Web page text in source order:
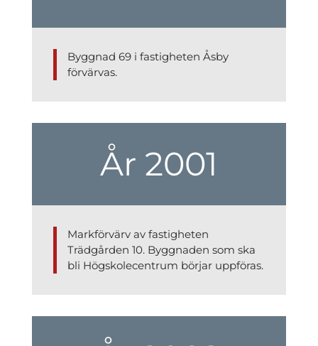
Byggnad 69 i fastigheten Åsby
förvärvas.
Markförvärv av fastigheten
Trädgården 10. Byggnaden som ska
bli Högskolecentrum börjar uppföras.
År 2001